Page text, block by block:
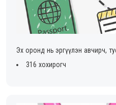
Эх оронд нь эргүүлэн авчирч,
316 хохирогч